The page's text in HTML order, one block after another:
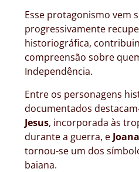
Esse protagonismo vem
progressivamente
historiográfica,
compreensão sobre
Independência.
Entre os personagens
documentados
Jesus, incorporada às
durante a guerra, e
tornou-se um dos
baiana.